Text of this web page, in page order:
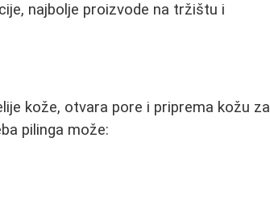
najbolje proizvode na tržištu i
kože, otvara pore i priprema kožu za
pilinga može: